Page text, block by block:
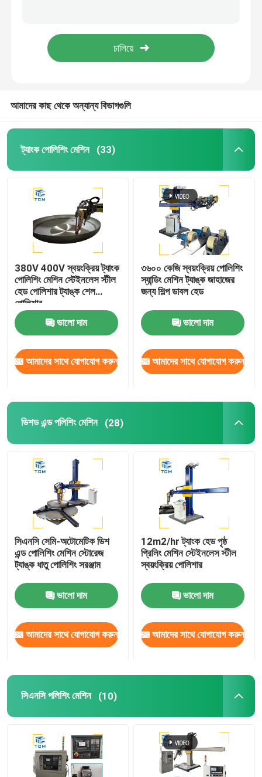
স্বয়ংক্রিয় পাইপ পোলিশিং মেশিন
ওয়্যার পোলিশিং মেশিন
স্টিল এলকো স্বয়ংক্রিয় পোলিশিং মেশিন
ওয়েল্ড প্ল্যানার
ওয়েল্ডিং পোলিশিং মেশিন
শঙ্কু বাঁকানো মেশিন
পলিশিং ভোগ্যপণ্য
ওয়েল্ডিং মেশিন
আমাদের কাছ থেকে অন্যান্য বিভাগগুলি
ট্যাংক পোলিশিং মেশিন (33)
380V 400V স্বয়ংক্রিয় ট্যাংক
পোলিশিং মেশিন স্টেইনলেস স্টীল
হেড পোলিশার ট্যাঙ্ক শেল
পোলিশার
ভালো দাম
আমাদের সাথে যোগাযোগ করুন
৩৬০০ কেজি স্বয়ংক্রিয় পোলিশিং
স্যান্ডিং মেশিন ট্যাঙ্ক জাহাজের
জন্য শিল্প ডাবল হেড
ভালো দাম
আমাদের সাথে যোগাযোগ করুন
ডিশড এন্ড পলিশিং মেশিন (28)
সিএনসি সেমি-অটোমেটিক ডিশ
এন্ড পোলিশিং মেশিন স্টোরেজ
ট্যাঙ্ক ধাতু পোলিশিং সরঞ্জাম
ভালো দাম
আমাদের সাথে যোগাযোগ করুন
12m2/hr ট্যাংক হেড পৃষ্ঠ
গ্রিলিং মেশিন স্টেইনলেস স্টীল
স্বয়ংক্রিয় পোলিশার
ভালো দাম
আমাদের সাথে যোগাযোগ করুন
সিএনসি পলিশিং মেশিন (10)